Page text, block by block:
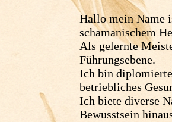
Hallo mein Name
schamanischem
Als gelernte
Führungsebene.
Ich bin
betriebliches
Ich biete diverse
Bewusstsein